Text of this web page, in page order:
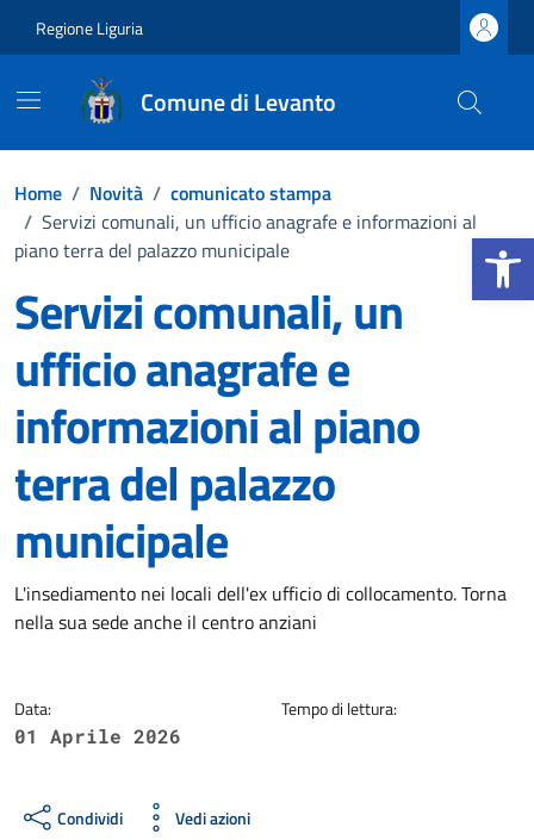
Apri la
Regione Liguria
Comune di Levanto
Home / Novità / comunicato stampa
/ Servizi comunali, un ufficio anagrafe e informazioni al
piano terra del palazzo municipale
Servizi comunali, un
ufficio anagrafe e
informazioni al piano
terra del palazzo
municipale
Dettagli della notizia
L'insediamento nei locali dell'ex ufficio di collocamento. Torna
nella sua sede anche il centro anziani
Data:
01 Aprile 2026
Tempo di lettura:
Condividi Vedi azioni